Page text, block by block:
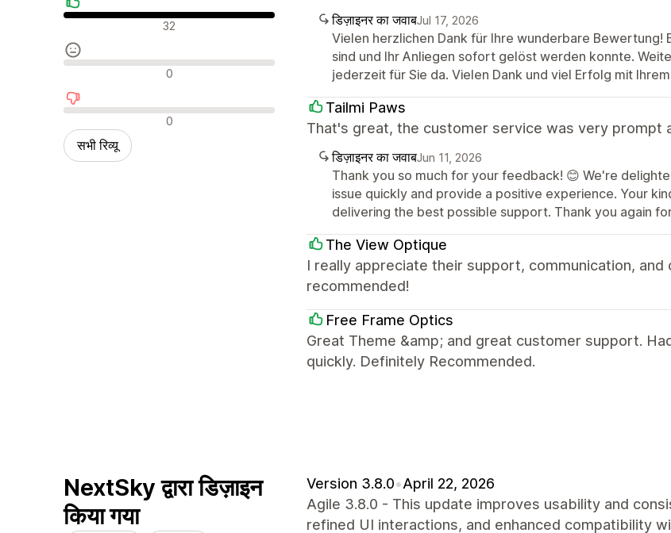
सकारात्मक रिव्यू 32
न्यूट्रल रिव्यू 0
नकारात्मक रिव्यू 0
सभी रिव्यू
डिज़ाइनर का जवाबJul 17, 2026
Vielen herzlichen Dank für Ihre wunderbare Bewertung!
sind und Ihr Anliegen sofort gelöst werden konnte.
jederzeit für Sie da. Vielen Dank und viel Erfolg mit
Tailmi Paws
That's great, the customer service was very prompt
डिज़ाइनर का जवाबJun 11, 2026
Thank you so much for your feedback! 😊 We're
issue quickly and provide a positive experience. Your
delivering the best possible support. Thank you again
The View Optique
I really appreciate their support, communication,
recommended!
Free Frame Optics
Great Theme &amp; and great customer support.
quickly. Definitely Recommended.
NextSky द्वारा डिज़ाइन
किया गया
Version 3.8.0•April 22, 2026
Agile 3.8.0 - This update improves usability and
refined UI interactions, and enhanced compatibility